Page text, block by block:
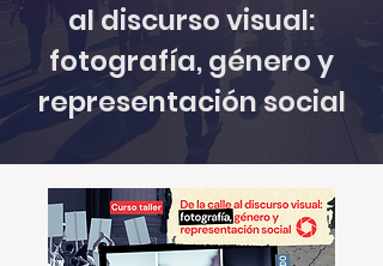
al discurso visual:
fotografía, género y
representación social